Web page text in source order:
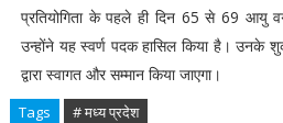
प्रतियोगिता के पहले ही दिन 65 से 69 आयु
उन्होंने यह स्वर्ण पदक हासिल किया है। उनके
द्वारा स्वागत और सम्मान किया जाएगा।
Tags # मध्य प्रदेश